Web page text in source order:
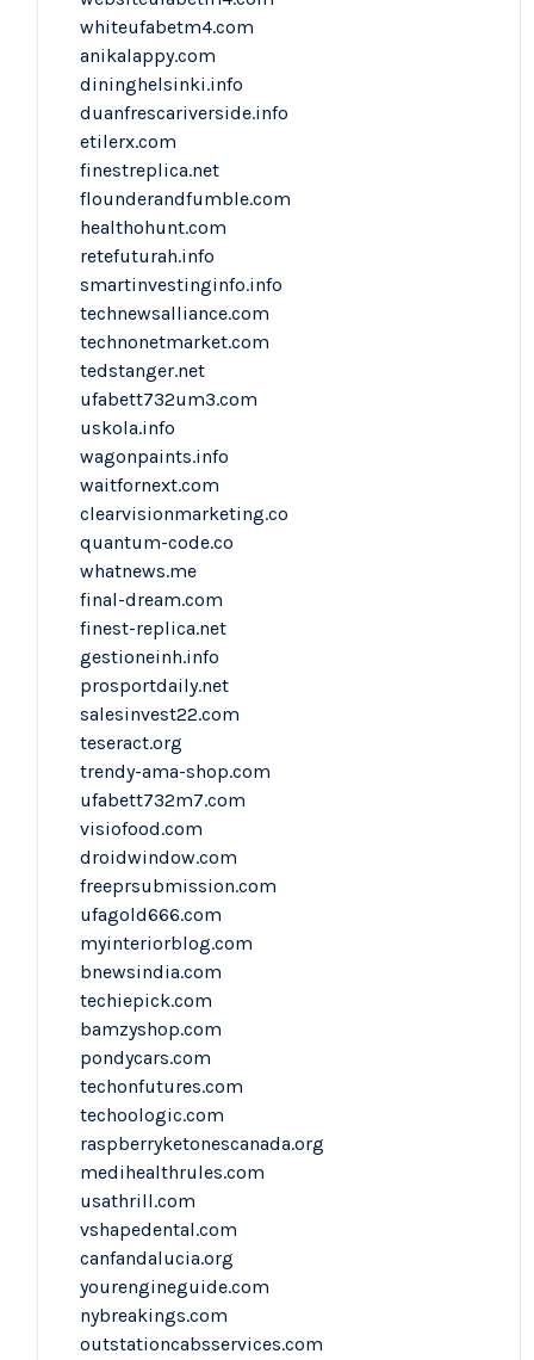
whiteufabetm4.com
anikalappy.com
dininghelsinki.info
duanfrescariverside.info
etilerx.com
finestreplica.net
flounderandfumble.com
healthohunt.com
retefuturah.info
smartinvestinginfo.info
technewsalliance.com
technonetmarket.com
tedstanger.net
ufabett732um3.com
uskola.info
wagonpaints.info
waitfornext.com
clearvisionmarketing.co
quantum-code.co
whatnews.me
final-dream.com
finest-replica.net
gestioneinh.info
prosportdaily.net
salesinvest22.com
teseract.org
trendy-ama-shop.com
ufabett732m7.com
visiofood.com
droidwindow.com
freeprsubmission.com
ufagold666.com
myinteriorblog.com
bnewsindia.com
techiepick.com
bamzyshop.com
pondycars.com
techonfutures.com
techoologic.com
raspberryketonescanada.org
medihealthrules.com
usathrill.com
vshapedental.com
canfandalucia.org
yourengineguide.com
nybreakings.com
outstationcabsservices.com